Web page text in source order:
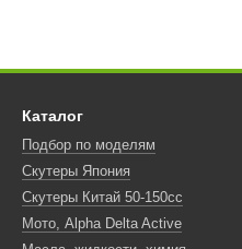
Каталог
Подбор по моделям
Скутеры Япония
Скутеры Китай 50-150сс
Мото, Alpha Delta Active